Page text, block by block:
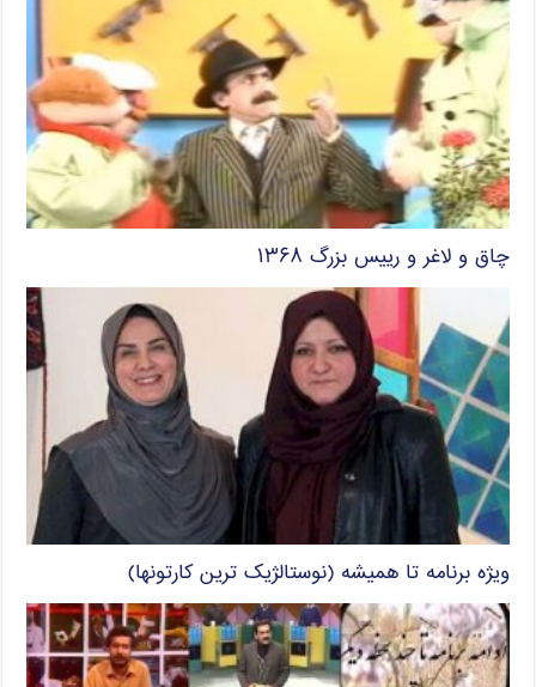
چاق و لاغر و رییس بزرگ ۱۳۶۸
ویژه برنامه تا همیشه (نوستالژیک ترین کارتونها)